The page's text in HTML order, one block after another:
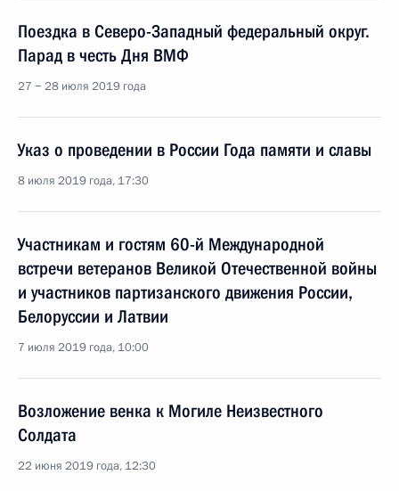
Поездка в Северо-Западный федеральный округ.
Парад в честь Дня ВМФ
27 − 28 июля 2019 года
Указ о проведении в России Года памяти и славы
8 июля 2019 года, 17:30
Участникам и гостям 60-й Международной
встречи ветеранов Великой Отечественной войны
и участников партизанского движения России,
Белоруссии и Латвии
7 июля 2019 года, 10:00
Возложение венка к Могиле Неизвестного
Солдата
22 июня 2019 года, 12:30